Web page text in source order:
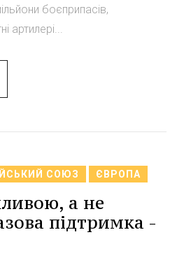
боєприпасів,
артилері...
СОЮЗ ЄВРОПА
а не
підтримка -